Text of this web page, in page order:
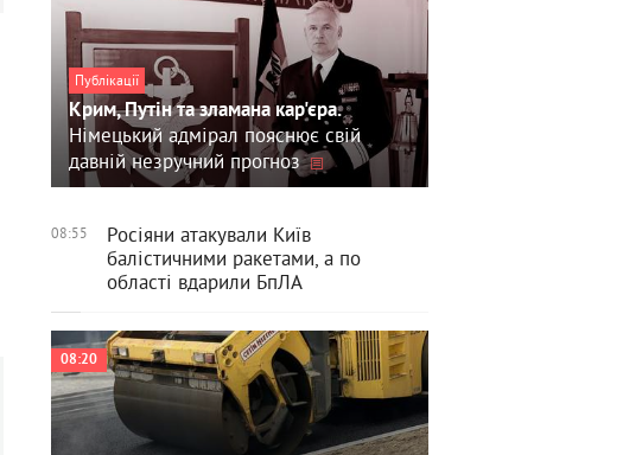
Публікації
Крим, Путін та зламана кар'єра.
Німецький адмірал пояснює свій
давній незручний прогноз
08:55
Росіяни атакували Київ
балістичними ракетами, а по
області вдарили БпЛА
08:20